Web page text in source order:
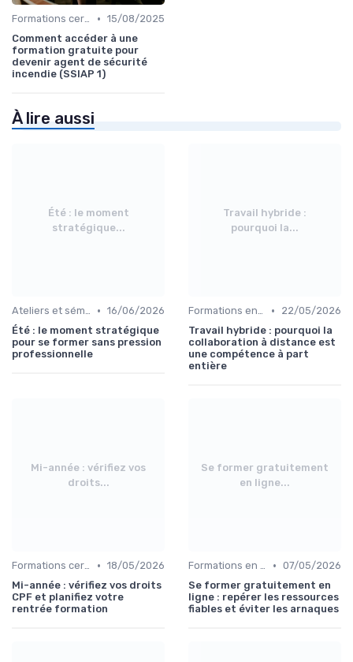
Formations certifiantes • 15/08/2025
Comment accéder à une
formation gratuite pour
devenir agent de sécurité
incendie (SSIAP 1)
À lire aussi
Été : le moment
stratégique...
Ateliers et séminaires • 16/06/2026
Été : le moment stratégique
pour se former sans pression
professionnelle
Travail hybride :
pourquoi la...
Formations en communication •
22/05/2026
Travail hybride : pourquoi la
collaboration à distance est
une compétence à part
entière
Mi-année : vérifiez vos
droits...
Formations certifiantes • 18/05/2026
Mi-année : vérifiez vos droits
CPF et planifiez votre
rentrée formation
Se former gratuitement
en ligne...
Formations en ligne • 07/05/2026
Se former gratuitement en
ligne : repérer les ressources
fiables et éviter les arnaques